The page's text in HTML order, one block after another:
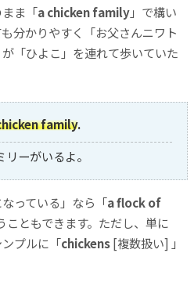
ま「a chicken family」で構い
分かりやすく「お父さんニワト
「ひよこ」を連れて歩いていた
family.
ーがいるよ。
っている」なら「a flock of
ともできます。ただし、単に
ンプルに「chickens[複数扱い] 」